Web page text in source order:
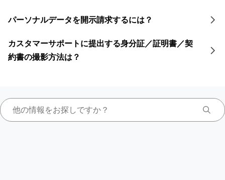
パーソナルデータを開示請求するには？
カスタマーサポートに提出する身分証／証明書／契
約書の撮影方法は？